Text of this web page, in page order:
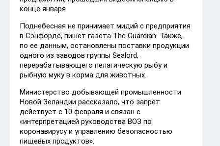
конце января.
Поднебесная не принимает мидий с предприятия
в Сэнфорде, пишет газета The Guardian. Также,
по ее данным, остановлены поставки продукции
одного из заводов группы Sealord,
перерабатывающего пелагическую рыбу и
рыбную муку в корма для животных.
Министерство добывающей промышленности
Новой Зеландии рассказало, что запрет
действует с 10 февраля и связан с
«интерпретацией руководства ВОЗ по
коронавирусу и управлению безопасностью
пищевых продуктов».